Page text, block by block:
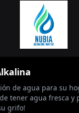
fortalecer tu
o apoyar tu
es brindarte
de forma natural.
de agua para su
tener agua fresca y
grifo!